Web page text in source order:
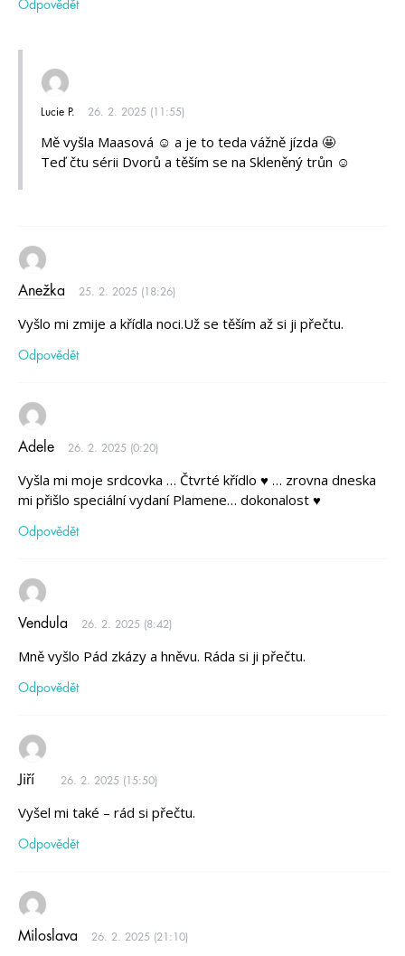
Odpovědět
Lucie P. 26. 2. 2025 (11:55)
Mě vyšla Maasová ☺️ a je to teda vážně jízda 🤩
Teď čtu sérii Dvorů a těším se na Skleněný trůn ☺️
Anežka 25. 2. 2025 (18:26)
Vyšlo mi zmije a křídla noci.Už se těším až si ji přečtu.
Odpovědět
Adele 26. 2. 2025 (0:20)
Vyšla mi moje srdcovka … Čtvrté křídlo ♥ … zrovna dneska
mi přišlo speciální vydaní Plamene… dokonalost ♥
Odpovědět
Vendula 26. 2. 2025 (8:42)
Mně vyšlo Pád zkázy a hněvu. Ráda si ji přečtu.
Odpovědět
Jiří 26. 2. 2025 (15:50)
Vyšel mi také – rád si přečtu.
Odpovědět
Miloslava 26. 2. 2025 (21:10)